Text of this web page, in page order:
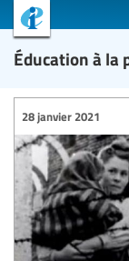
Éducation à la
28 janvier 2021